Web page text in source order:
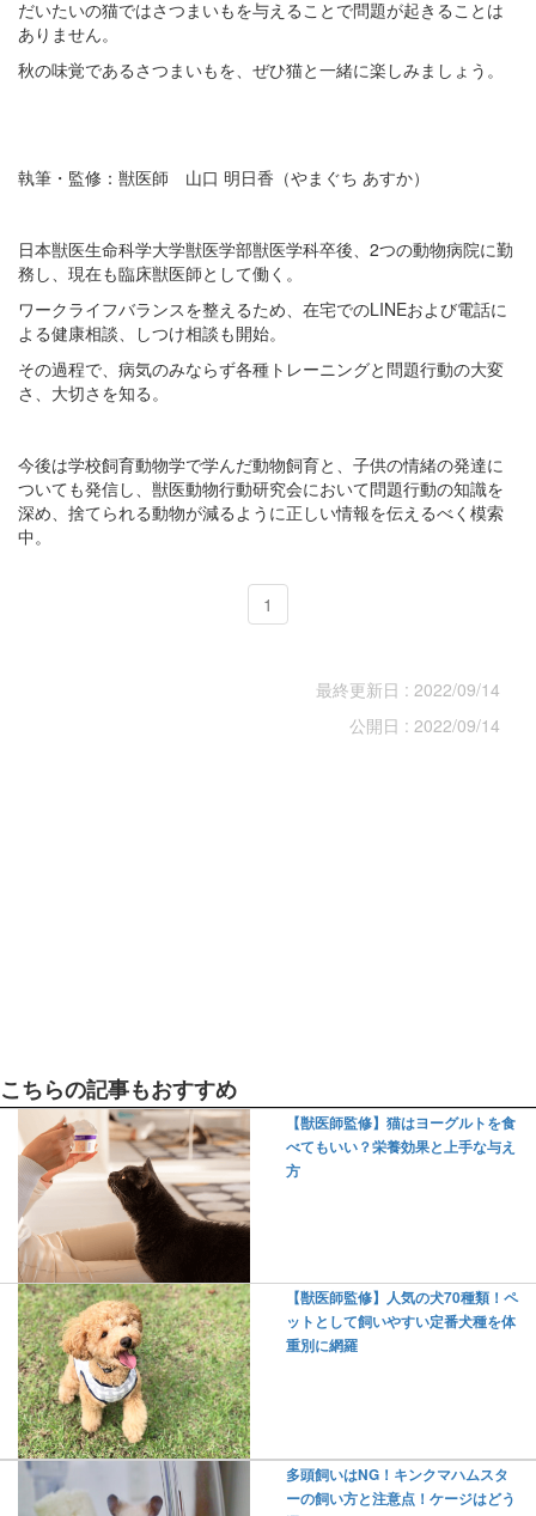
だいたいの猫ではさつまいもを与えることで問題が起きることは
ありません。
秋の味覚であるさつまいもを、ぜひ猫と一緒に楽しみましょう。
執筆・監修：獣医師 山口 明日香（やまぐち あすか）
日本獣医生命科学大学獣医学部獣医学科卒後、2つの動物病院に勤
務し、現在も臨床獣医師として働く。
ワークライフバランスを整えるため、在宅でのLINEおよび電話に
よる健康相談、しつけ相談も開始。
その過程で、病気のみならず各種トレーニングと問題行動の大変
さ、大切さを知る。
今後は学校飼育動物学で学んだ動物飼育と、子供の情緒の発達に
ついても発信し、獣医動物行動研究会において問題行動の知識を
深め、捨てられる動物が減るように正しい情報を伝えるべく模索
中。
1
最終更新日 : 2022/09/14
公開日 : 2022/09/14
こちらの記事もおすすめ
【獣医師監修】猫はヨーグルトを食
べてもいい？栄養効果と上手な与え
方
【獣医師監修】人気の犬70種類！ペ
ットとして飼いやすい定番犬種を体
重別に網羅
多頭飼いはNG！キンクマハムスタ
ーの飼い方と注意点！ケージはどう